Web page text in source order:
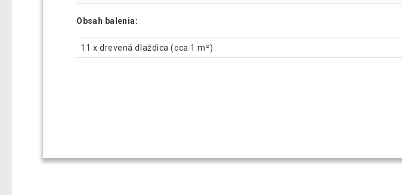
Obsah balenia:
11 x drevená dlaždica (cca 1 m²)